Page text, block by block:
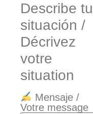
Describe tu
situación /
Décrivez
votre
situation
Mensaje /
Votre message